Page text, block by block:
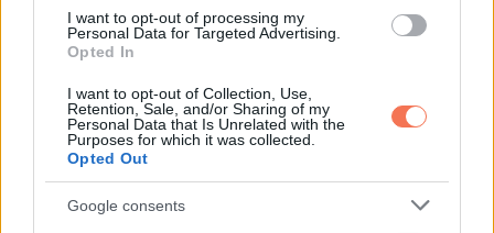
I want to opt-out of processing my
Personal Data for Targeted Advertising.
Opted In
I want to opt-out of Collection, Use,
Retention, Sale, and/or Sharing of my
Personal Data that Is Unrelated with the
Purposes for which it was collected.
Opted Out
Google consents